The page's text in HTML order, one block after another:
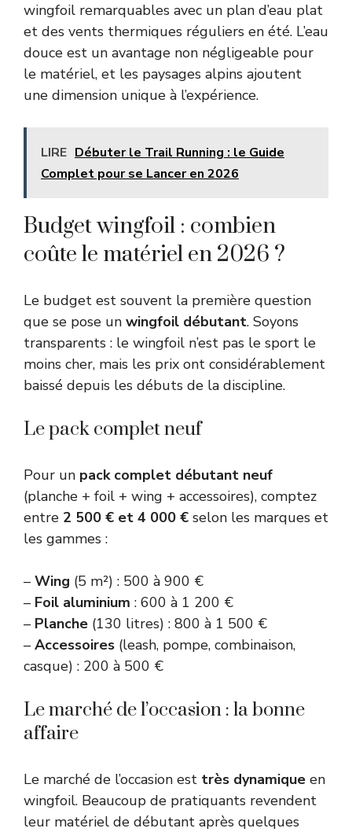
wingfoil remarquables avec un plan d’eau plat
et des vents thermiques réguliers en été. L’eau
douce est un avantage non négligeable pour
le matériel, et les paysages alpins ajoutent
une dimension unique à l’expérience.
LIRE Débuter le Trail Running : le Guide
Complet pour se Lancer en 2026
Budget wingfoil : combien
coûte le matériel en 2026 ?
Le budget est souvent la première question
que se pose un wingfoil débutant. Soyons
transparents : le wingfoil n’est pas le sport le
moins cher, mais les prix ont considérablement
baissé depuis les débuts de la discipline.
Le pack complet neuf
Pour un pack complet débutant neuf
(planche + foil + wing + accessoires), comptez
entre 2 500 € et 4 000 € selon les marques et
les gammes :
– Wing (5 m²) : 500 à 900 €
– Foil aluminium : 600 à 1 200 €
– Planche (130 litres) : 800 à 1 500 €
– Accessoires (leash, pompe, combinaison,
casque) : 200 à 500 €
Le marché de l’occasion : la bonne
affaire
Le marché de l’occasion est très dynamique en
wingfoil. Beaucoup de pratiquants revendent
leur matériel de débutant après quelques